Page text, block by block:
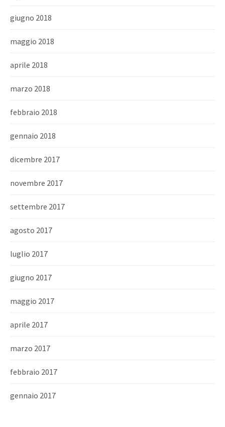
giugno 2018
maggio 2018
aprile 2018
marzo 2018
febbraio 2018
gennaio 2018
dicembre 2017
novembre 2017
settembre 2017
agosto 2017
luglio 2017
giugno 2017
maggio 2017
aprile 2017
marzo 2017
febbraio 2017
gennaio 2017